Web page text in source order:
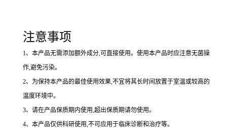
注意事项
1、本产品无需添加额外成分,可直接使用。使用本产品时应注意无菌操
作,避免污染。
2、为保持本产品的最佳使用效果,不宜将其长时间放置于室温或较高的
温度环境中。
3、请在产品保质期内使用,超出保质期请勿使用。
4、本产品仅供科研使用,不可应用于临床诊断和治疗等。